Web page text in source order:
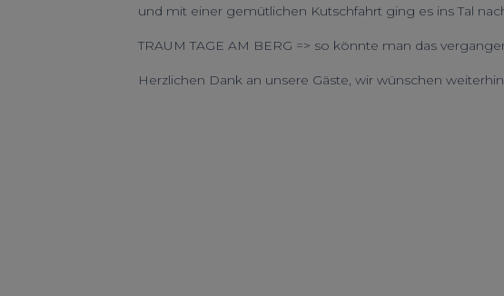
und mit einer gemütlichen Kutschfahrt ging es ins Tal
TRAUM TAGE AM BERG => so könnte man das
Herzlichen Dank an unsere Gäste, wir wünschen